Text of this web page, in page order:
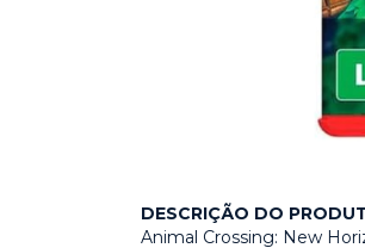
DESCRIÇÃO DO
Animal Crossing: New